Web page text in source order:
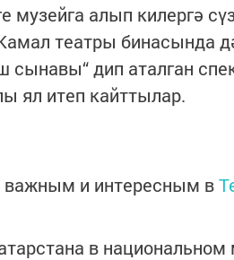
музейга алып килергә
театры бинасында
дип аталган
ял итеп кайттылар.
и интересным в
в